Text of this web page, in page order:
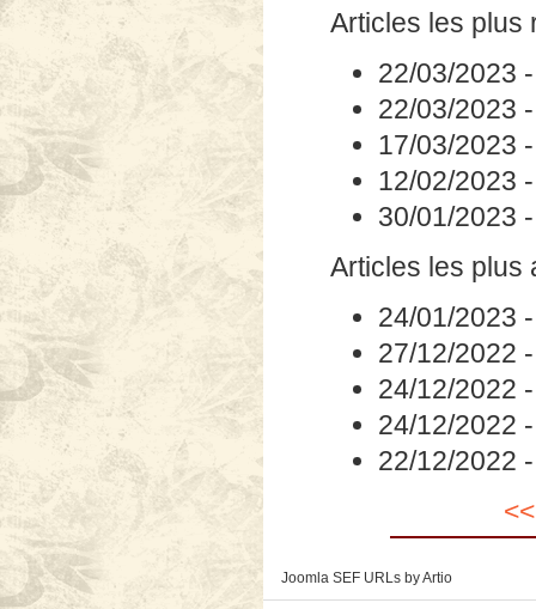
Articles les plus
22/03/2023
22/03/2023
17/03/2023
12/02/2023
30/01/2023
Articles les plus
24/01/2023
27/12/2022
24/12/2022
24/12/2022
22/12/2022
Joomla SEF URLs by Artio